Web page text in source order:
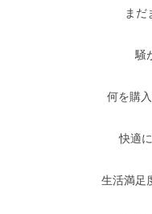
まだ
騒
何を購
快適
生活満足